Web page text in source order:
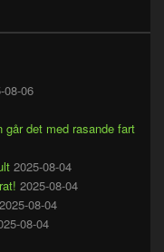
08-06
det med rasande fart
2025-08-04
2025-08-04
2025-08-04
08-04